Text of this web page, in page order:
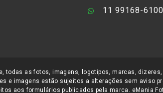
que também se
baterias de todas as marcas e para todos os modelos
11 99168-6100
todas as fotos, imagens, logotipos, marcas,
e imagens estão sujeitos a alterações sem aviso
formulários publicados pela marca. eMania